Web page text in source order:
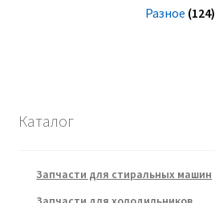
Разное (124)
Каталог
Запчасти для стиральных машин